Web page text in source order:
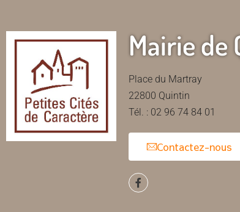
Mairie de
Place du Martray
22800 Quintin
Tél. : 02 96 74 84 01
Contactez-nous